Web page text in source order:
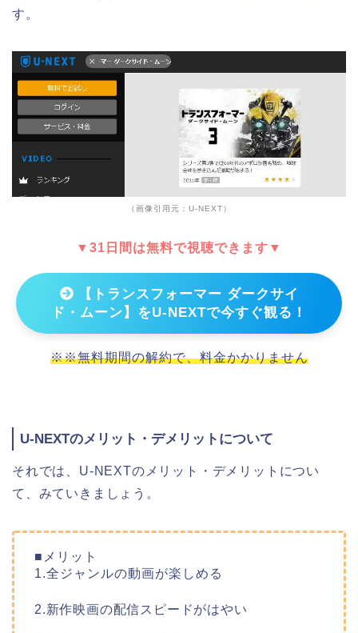
す。
（画像引用元：U-NEXT）
▼31日間は無料で視聴できます▼
【トランスフォーマー ダークサイ
ド・ムーン】をU-NEXTで今すぐ観る！
※※無料期間の解約で、料金かかりません
U-NEXTのメリット・デメリットについて
それでは、U-NEXTのメリット・デメリットについ
て、みていきましょう。
■メリット
1.全ジャンルの動画が楽しめる
2.新作映画の配信スピードがはやい